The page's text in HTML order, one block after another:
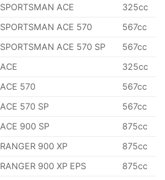
SPORTSMAN ACE
325cc
SPORTSMAN ACE 570
567cc
SPORTSMAN ACE 570 SP
567cc
ACE
325cc
ACE 570
567cc
ACE 570 SP
567cc
ACE 900 SP
875cc
RANGER 900 XP
875cc
RANGER 900 XP EPS 875cc